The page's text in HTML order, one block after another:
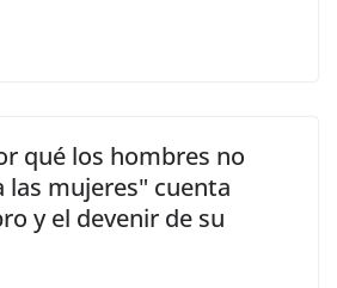
qué los hombres no
las mujeres" cuenta
y el devenir de su